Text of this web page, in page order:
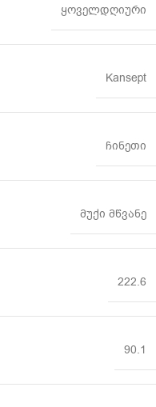
ყოველდღიური
Kansept
ჩინეთი
მუქი მწვანე
222.6
90.1